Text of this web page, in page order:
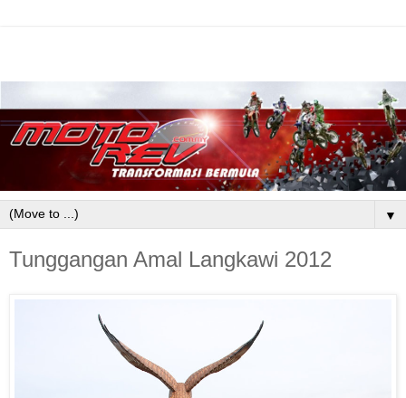
▼
Tunggangan Amal Langkawi 2012